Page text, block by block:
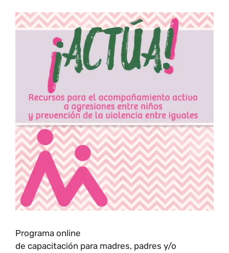
Programa online
de capacitación para madres, padres y/o